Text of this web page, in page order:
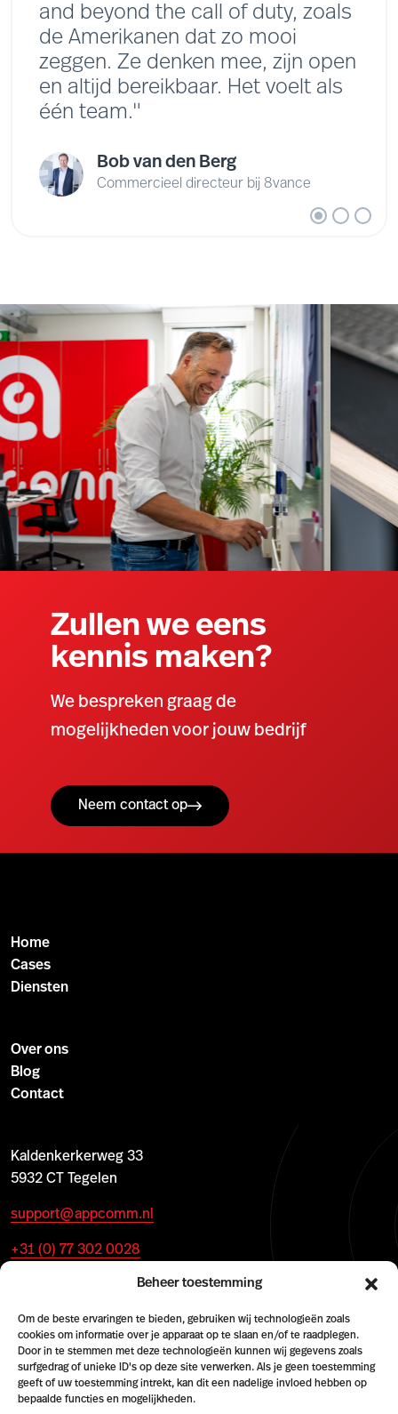
Beheer toestemming
Om de beste ervaringen te bieden, gebruiken wij technologieën zoals
cookies om informatie over je apparaat op te slaan en/of te raadplegen.
Door in te stemmen met deze technologieën kunnen wij gegevens zoals
surfgedrag of unieke ID's op deze site verwerken. Als je geen toestemming
geeft of uw toestemming intrekt, kan dit een nadelige invloed hebben op
bepaalde functies en mogelijkheden.
and beyond the call of duty, zoals
de Amerikanen dat zo mooi
zeggen. Ze denken mee, zijn open
en altijd bereikbaar. Het voelt als
één team."
Bob van den Berg
Commercieel directeur bij 8vance
Zullen we eens
kennis maken?
We bespreken graag de
mogelijkheden voor jouw bedrijf
Neem contact op
Home
Cases
Diensten
Over ons
Blog
Contact
Kaldenkerkerweg 33
5932 CT Tegelen
support@appcomm.nl
+31 (0) 77 302 0028